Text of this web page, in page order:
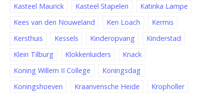
Kasteel Maurick
Kasteel Stapelen
Katinka Lampe
Kees van den Nouweland
Ken Loach
Kermis
Kersthuis
Kessels Kinderopvang
Kinderstad
Klein Tilburg
Klokkenluiders
Knack
Koning Willem II College
Koningsdag
Koningshoeven
Kraanvensche Heide Kropholler